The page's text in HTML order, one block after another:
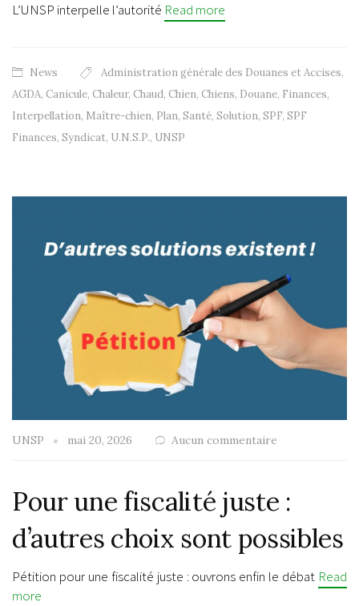
L’UNSP interpelle l’autorité Read more
News Administration générale des Douanes et Accises,
AGDA, Canicule, Chaleur, Chaud, Chien, Chiens, Douane, Finances,
Interpellation, Maître-chien, Plan, Santé, Solution, SPF, SPF
Finances, Syndicat, U.N.S.P., UNSP
UNSP mai 20, 2026 Aucun commentaire
Pour une fiscalité juste :
d’autres choix sont possibles
Pétition pour une fiscalité juste : ouvrons enfin le débat Read
more